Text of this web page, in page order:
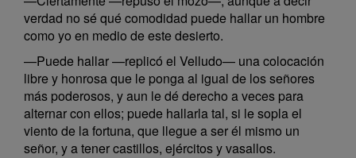
verdad no sé qué comodidad puede hallar un hombre
como yo en medio de este desierto.
—Puede hallar —replicó el Velludo— una colocación
libre y honrosa que le ponga al igual de los señores
más poderosos, y aun le dé derecho a veces para
alternar con ellos; puede hallarla tal, si le sopla el
viento de la fortuna, que llegue a ser él mismo un
señor, y a tener castillos, ejércitos y vasallos.